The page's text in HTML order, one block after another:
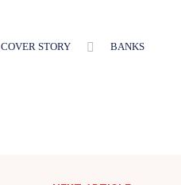
COVER STORY BANKS